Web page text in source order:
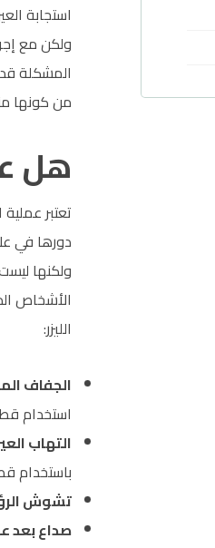
استجابة
ولكن مع
المشكلة
من كونها
هل
تعتبر
دورها في
ولكنها
الأشخاص
الليزر:
الجفاف
استخدام
التهاب
باستخدام
تشوش
صداع بعد